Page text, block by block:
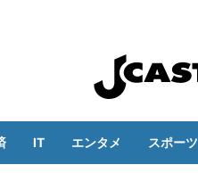
IT エンタメ スポーツ